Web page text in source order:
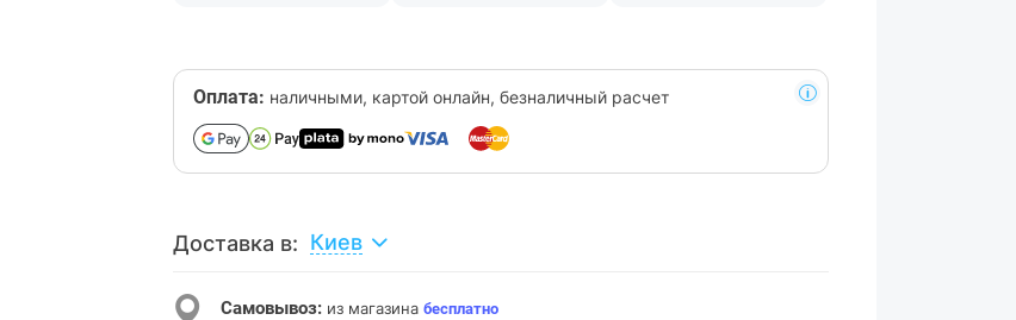
Оплата: наличными, картой онлайн, безналичный расчет
Доставка в: Киев
Самовывоз: из магазина бесплатно